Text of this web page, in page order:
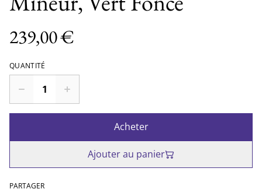
239,00 €
QUANTITÉ
Acheter
Ajouter au panier
PARTAGER